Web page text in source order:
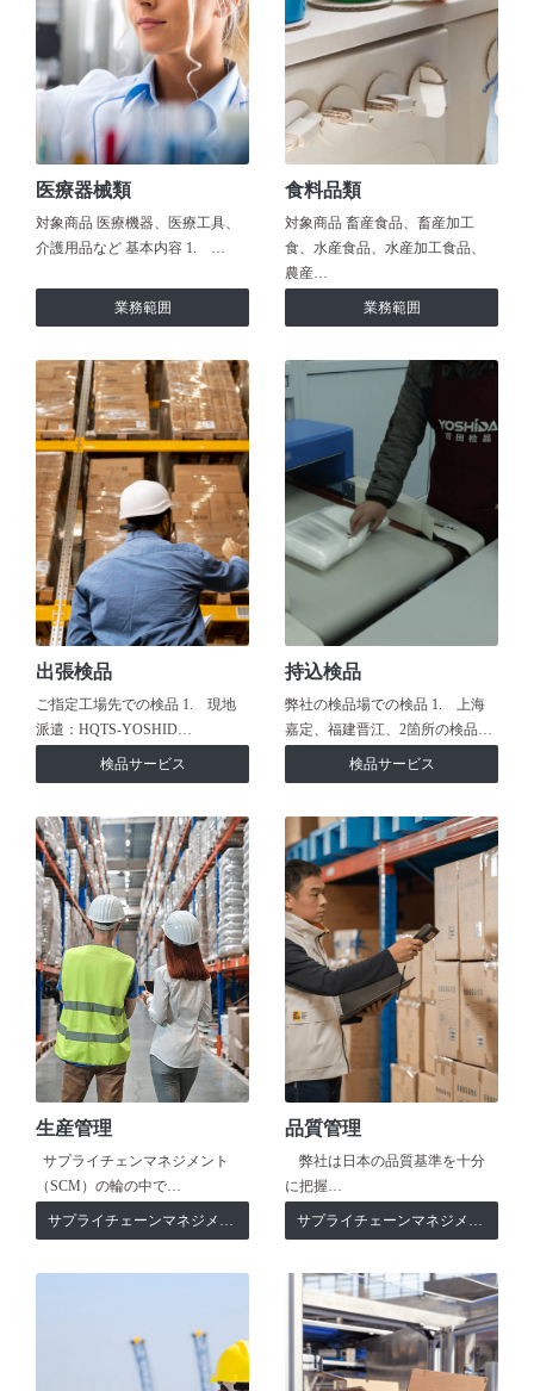
医療器械類
対象商品 医療機器、医療工具、
介護用品など 基本内容 1. …
業務範囲
食料品類
対象商品 畜産食品、畜産加工
食、水産食品、水産加工食品、
農産…
業務範囲
出張検品
ご指定工場先での検品 1. 現地
派遣：HQTS-YOSHID…
検品サービス
持込検品
弊社の検品場での検品 1. 上海
嘉定、福建晋江、2箇所の検品…
検品サービス
生産管理
サプライチェンマネジメント
（SCM）の輪の中で…
サプライチェーンマネジメント
品質管理
弊社は日本の品質基準を十分
に把握…
サプライチェーンマネジメント